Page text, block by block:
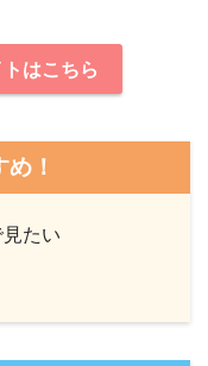
はこちら
！
たい